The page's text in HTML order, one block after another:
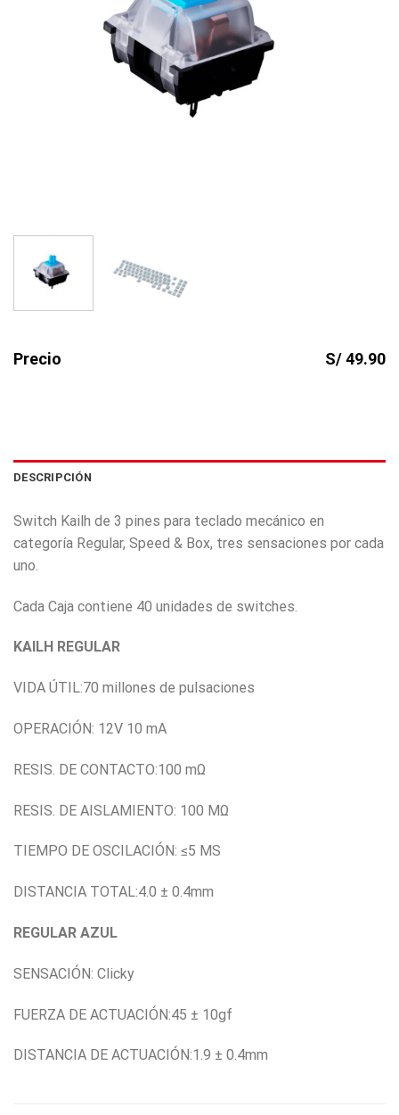
Precio S/ 49.90
DESCRIPCIÓN
Switch Kailh de 3 pines para teclado mecánico en
categoría Regular, Speed & Box, tres sensaciones por cada
uno.
Cada Caja contiene 40 unidades de switches.
KAILH REGULAR
VIDA ÚTIL:70 millones de pulsaciones
OPERACIÓN: 12V 10 mA
RESIS. DE CONTACTO:100 mΩ
RESIS. DE AISLAMIENTO: 100 MΩ
TIEMPO DE OSCILACIÓN: ≤5 MS
DISTANCIA TOTAL:4.0 ± 0.4mm
REGULAR AZUL
SENSACIÓN: Clicky
FUERZA DE ACTUACIÓN:45 ± 10gf
DISTANCIA DE ACTUACIÓN:1.9 ± 0.4mm